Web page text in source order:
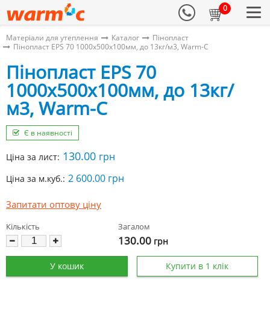
0
Матеріали для утеплення Каталог
Пінопласт
Пінопласт EPS 70 1000х500х100мм, до 13кг/м3, Warm-C
Пінопласт EPS 70
1000х500х100мм, до 13кг/
м3, Warm-C
Є в наявності
Ціна за лист: 130.00 грн
Ціна за м.куб.: 2 600.00 грн
Запитати оптову ціну
Кількість Загалом
130.00 грн
У кошик Купити в 1 клік